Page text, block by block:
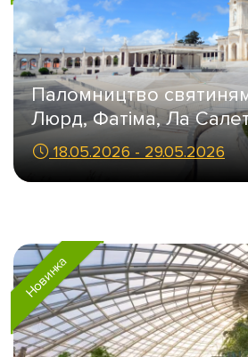
Паломництво
Люрд, Фатіма, Ла
18.05.2026 - 29.05.2026
Новинка